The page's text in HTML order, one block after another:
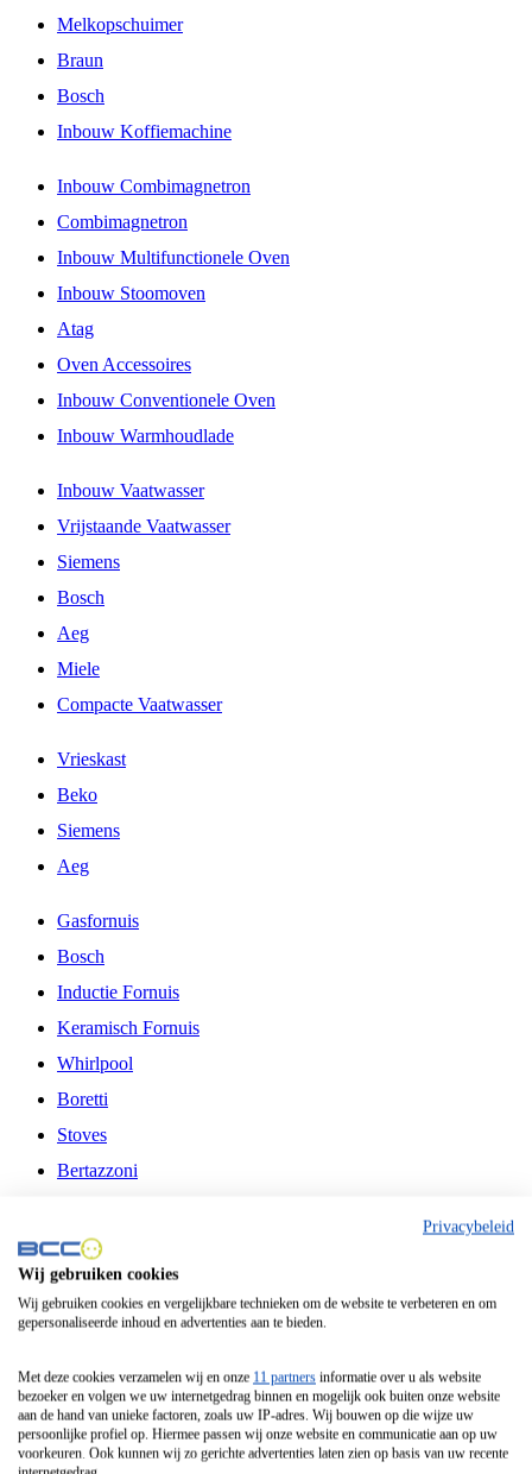
Melkopschuimer
Braun
Bosch
Inbouw Koffiemachine
Inbouw Combimagnetron
Combimagnetron
Inbouw Multifunctionele Oven
Inbouw Stoomoven
Atag
Oven Accessoires
Inbouw Conventionele Oven
Inbouw Warmhoudlade
Inbouw Vaatwasser
Vrijstaande Vaatwasser
Siemens
Bosch
Aeg
Miele
Compacte Vaatwasser
Vrieskast
Beko
Siemens
Aeg
Gasfornuis
Bosch
Inductie Fornuis
Keramisch Fornuis
Whirlpool
Boretti
Stoves
Bertazzoni
Fitelli
Airfryer
Frituurpan
Contactgrill
Broodbakmachine
Broodrooster
Privacybeleid
Wij gebruiken cookies
Wij gebruiken cookies en vergelijkbare technieken om de website te verbeteren en om
gepersonaliseerde inhoud en advertenties aan te bieden.
Met deze cookies verzamelen wij en onze 11 partners informatie over u als website
bezoeker en volgen we uw internetgedrag binnen en mogelijk ook buiten onze website
aan de hand van unieke factoren, zoals uw IP-adres. Wij bouwen op die wijze uw
persoonlijke profiel op. Hiermee passen wij onze website en communicatie aan op uw
voorkeuren. Ook kunnen wij zo gerichte advertenties laten zien op basis van uw recente